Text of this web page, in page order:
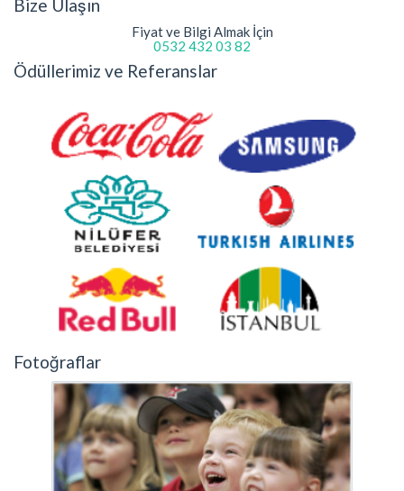
Bize Ulaşın
Fiyat ve Bilgi Almak İçin
0532 432 03 82
Ödüllerimiz ve Referanslar
Fotoğraflar